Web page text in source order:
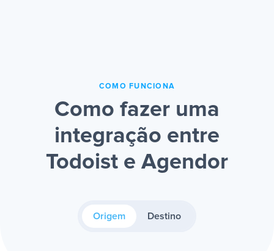
COMO FUNCIONA
Como fazer uma
integração entre
Todoist e Agendor
Origem Destino